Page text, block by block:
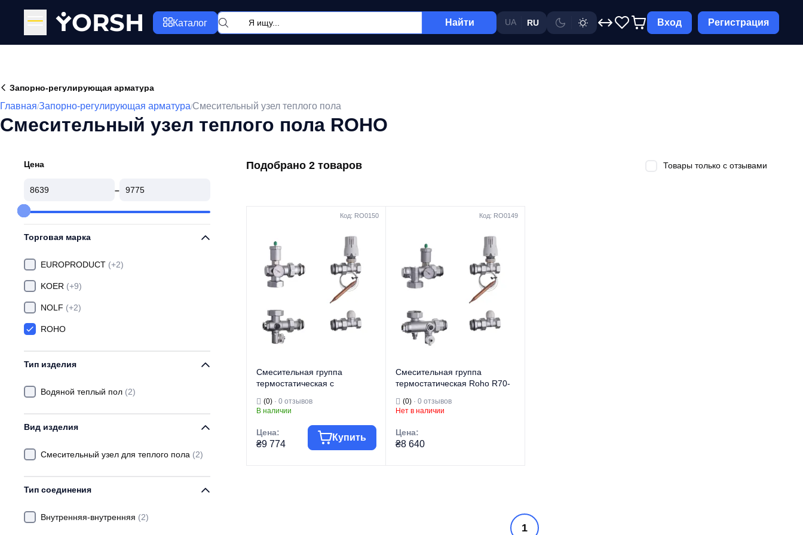
YORSH Каталог Найти UA RU Вход Регистрация
Запорно-регулирующая арматура
Главная/Запорно-регулирующая арматура/Смесительный узел теплого пола
Смесительный узел теплого пола ROHO
Цена
–
Торговая марка
EUROPRODUCT (+2)
KOER (+9)
NOLF (+2)
ROHO
Тип изделия
Водяной теплый пол (2)
Вид изделия
Смесительный узел для теплого пола (2)
Тип соединения
Внутренняя-внутренняя (2)
Подобрано 2 товаров Товары только с отзывами
Код: RO0150
Смесительная группа
термостатическая с
100075 - 1"х3/4" (без насоса)
(0) · 0 отзывов
В наличии
Цена:
₴9 774
Купить
Код: RO0149
Смесительная группа
термостатическая Roho R70-
(RO0149)
(0)· 0 отзывов
Нет в наличии
Цена:
₴8 640
узел для теплого
1